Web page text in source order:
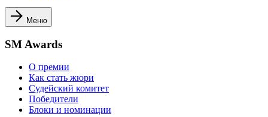
Меню
SM Awards
О премии
Как стать жюри
Судейский комитет
Победители
Блоки и номинации